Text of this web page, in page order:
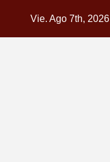
Vie. Ago 7th, 2026